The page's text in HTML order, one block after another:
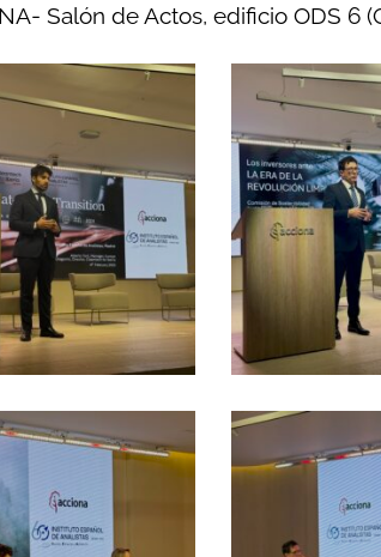
Salón de Actos, edificio ODS 6